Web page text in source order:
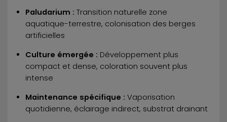
Paludarium : Transition naturelle zone
aquatique-terrestre, colonisation des berges
artificielles
Culture émergée : Développement plus
compact et dense, coloration souvent plus
intense
Maintenance spécifique : Vaporisation
quotidienne, éclairage indirect, substrat drainant